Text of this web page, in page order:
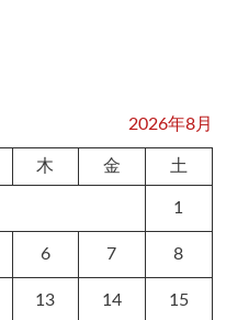
2026年8月
木 金 土
1
6 7 8
13 14 15